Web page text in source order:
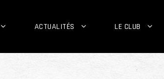
ACTUALITÉS LE CLUB